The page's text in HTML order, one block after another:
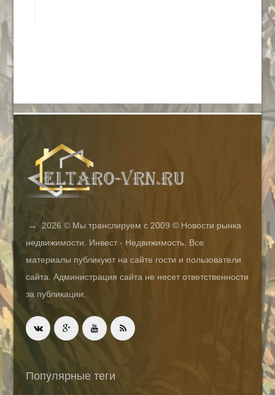
→ 2026 © Мы транслируем с 2009 © Новости рынка
недвижимости. Инвест - Недвижимость. Все
материалы публикуют на сайте гости и пользователи
сайта. Администрация сайта не несет ответственности
за публикации.
Популярные теги